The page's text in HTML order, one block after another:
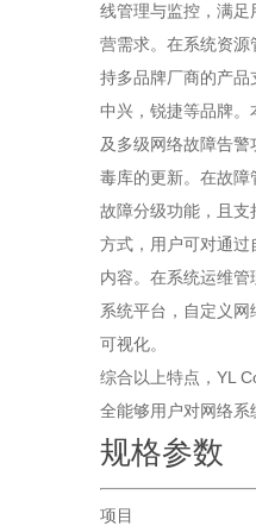
线管理与监控，满足
营需求。在系统资源
持多品牌厂商的产品
中兴，锐捷等品牌
及多级网络故障告
毒库的更新。在故障
故障分级功能，且支
方式，用户可对通过
内容。在系统运维
系统平台，自定义
可视化。
综合以上特点，YL
全能够用户对网络系
规格参数
项目